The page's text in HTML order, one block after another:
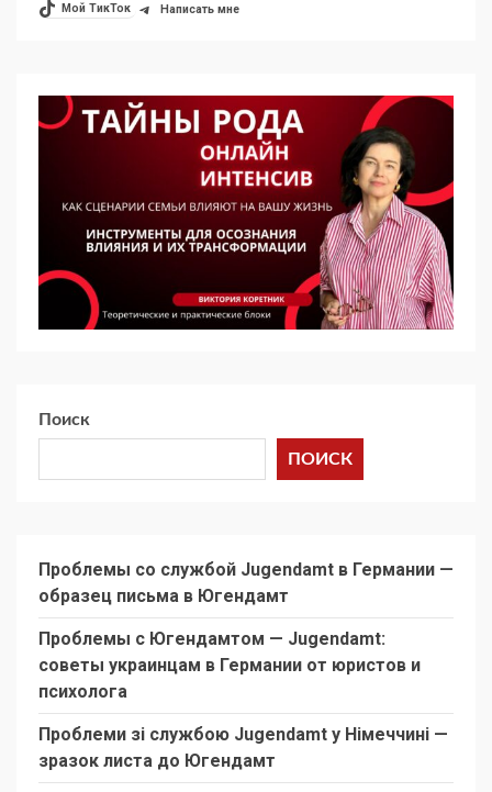
Мой ТикТок Написать мне
Поиск
ПОИСК
Проблемы со службой Jugendamt в Германии —
образец письма в Югендамт
Проблемы с Югендамтом — Jugendamt:
советы украинцам в Германии от юристов и
психолога
Проблеми зі службою Jugendamt у Німеччині —
зразок листа до Югендамт